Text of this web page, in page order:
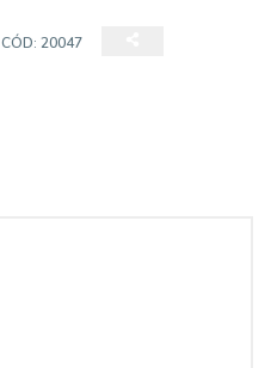
CÓD: 20047